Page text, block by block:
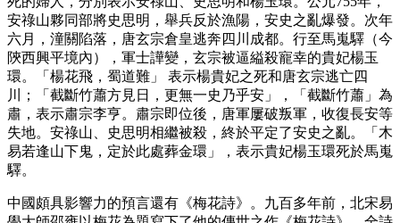
安祿山夥同部將史思明，舉兵反於漁陽，安史之亂爆發。次年
六月，潼關陷落，唐玄宗倉皇逃奔四川成都。行至馬嵬驛（今
陝西興平境內），軍士譁變，玄宗被逼縊殺寵幸的貴妃楊玉
環。「楊花飛，蜀道難」 表示楊貴妃之死和唐玄宗逃亡四
川；「截斷竹蕭方見日，更無一史乃乎安」，「截斷竹蕭」為
肅，表示肅宗李亨。肅宗即位後，唐軍屢破叛軍，收復長安等
失地。安祿山、史思明相繼被殺，終於平定了安史之亂。「木
易若逢山下鬼，定於此處葬金環」，表示貴妃楊玉環死於馬嵬
驛。
中國頗具影響力的預言還有《梅花詩》。九百多年前，北宋易